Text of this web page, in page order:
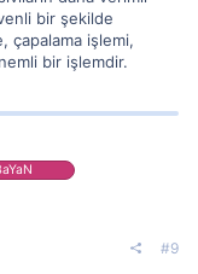
bir şekilde
çapalama işlemi,
bir işlemdir.
#9